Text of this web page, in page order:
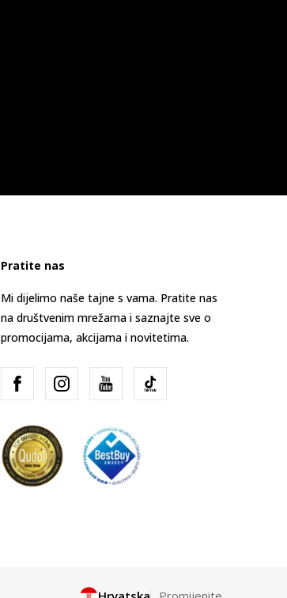
Pratite nas
Mi dijelimo naše tajne s vama. Pratite nas
na društvenim mrežama i saznajte sve o
promocijama, akcijama i novitetima.